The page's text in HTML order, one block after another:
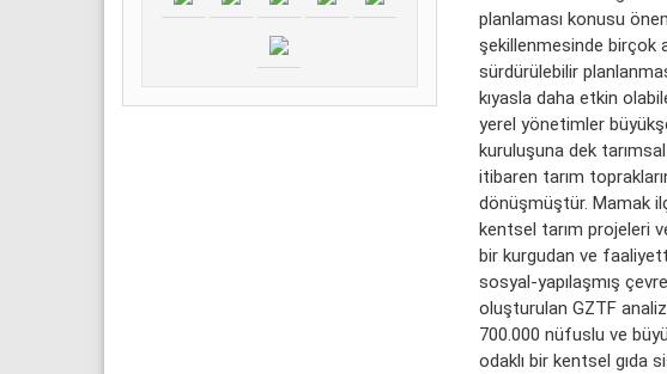
planlaması konusu
şekillenmesinde birçok
sürdürülebilir
kıyasla daha etkin
yerel yönetimler
kuruluşuna dek
itibaren tarım
dönüşmüştür. Mamak
kentsel tarım projeleri
bir kurgudan ve
sosyal-yapılaşmış
oluşturulan GZTF
700.000 nüfuslu ve
odaklı bir kentsel gıda